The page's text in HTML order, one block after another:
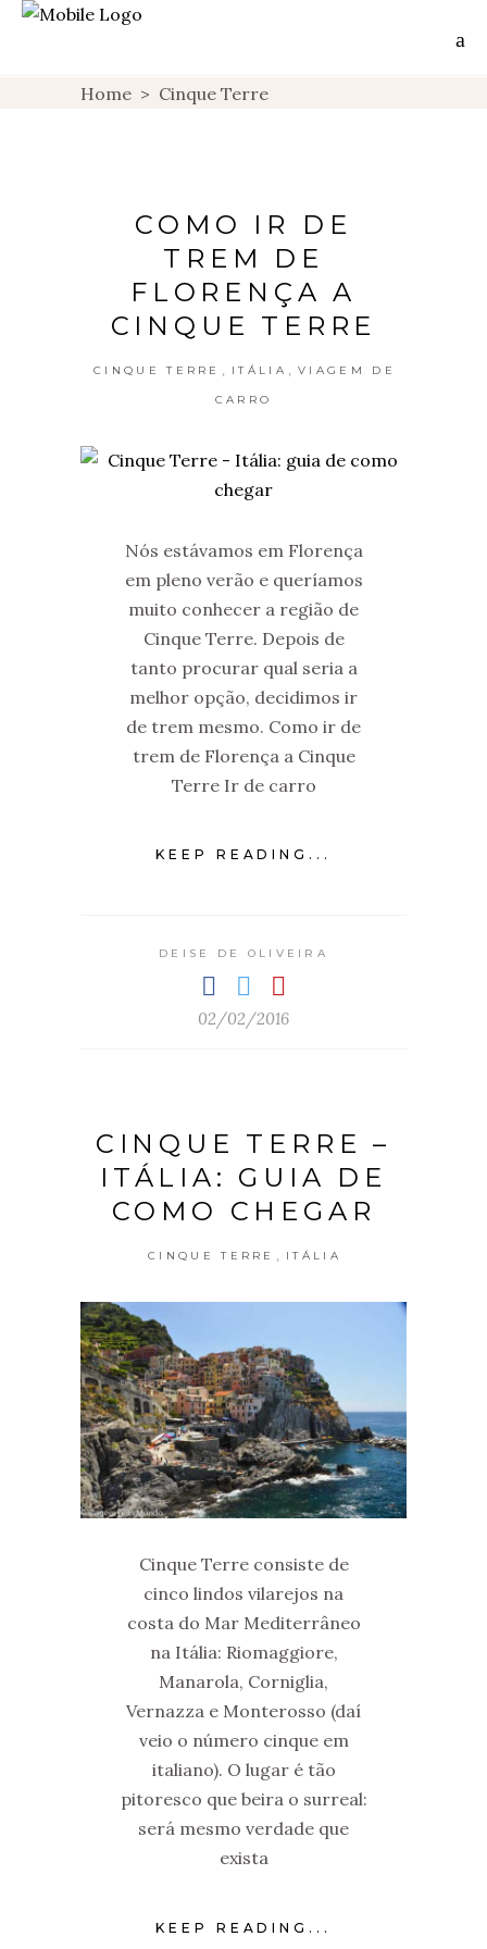
Home > Cinque Terre
COMO IR DE
TREM DE
FLORENÇA A
CINQUE TERRE
CINQUE TERRE ITÁLIA VIAGEM DE
CARRO
Nós estávamos em Florença
em pleno verão e queríamos
muito conhecer a região de
Cinque Terre. Depois de
tanto procurar qual seria a
melhor opção, decidimos ir
de trem mesmo. Como ir de
trem de Florença a Cinque
Terre Ir de carro
KEEP READING...
DEISE DE OLIVEIRA
02/02/2016
CINQUE TERRE –
ITÁLIA: GUIA DE
COMO CHEGAR
CINQUE TERRE ITÁLIA
Cinque Terre consiste de
cinco lindos vilarejos na
costa do Mar Mediterrâneo
na Itália: Riomaggiore,
Manarola, Corniglia,
Vernazza e Monterosso (daí
veio o número cinque em
italiano). O lugar é tão
pitoresco que beira o surreal:
será mesmo verdade que
exista
KEEP READING...